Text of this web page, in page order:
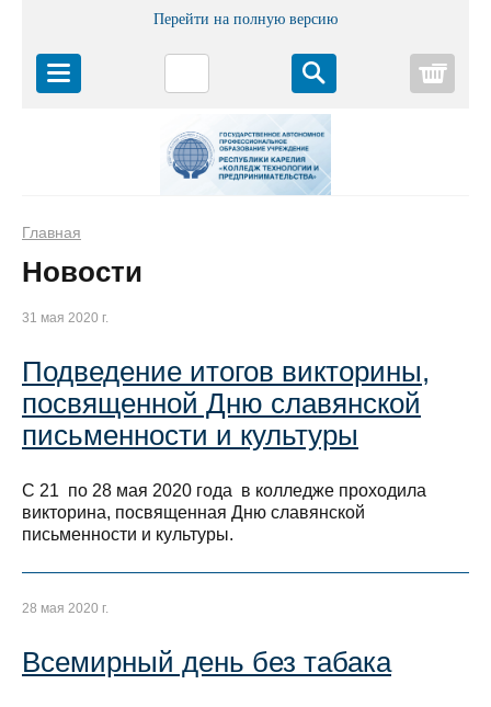
Перейти на полную версию
Главная
Новости
31 мая 2020 г.
Подведение итогов викторины,
посвященной Дню славянской
письменности и культуры
С 21 по 28 мая 2020 года в колледже проходила
викторина, посвященная Дню славянской
письменности и культуры.
28 мая 2020 г.
Всемирный день без табака